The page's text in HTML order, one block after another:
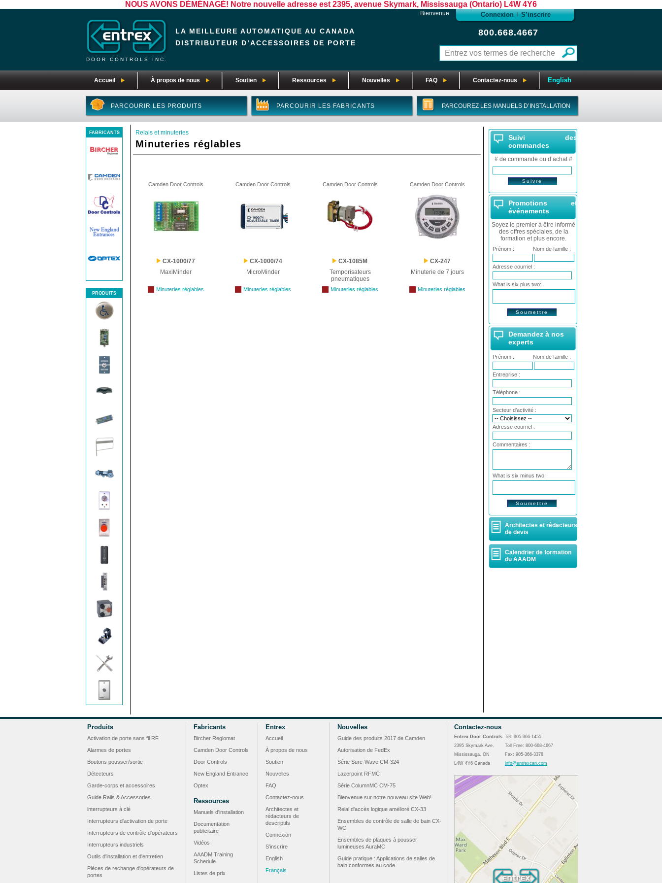
NOUS AVONS DÉMÉNAGÉ! Notre nouvelle adresse est 2395, avenue Skymark, Mississauga (Ontario) L4W 4Y6
LA MEILLEURE AUTOMATIQUE AU CANADA
DISTRIBUTEUR D’ACCESSOIRES DE PORTE
DOOR CONTROLS INC.
Bienvenue Connexion | S’inscrire
800.668.4667
Accueil À propos de nous Soutien Ressources Nouvelles FAQ Contactez-nous English
PARCOURIR LES PRODUITS PARCOURIR LES FABRICANTS PARCOUREZ LES MANUELS D’INSTALLATION
FABRICANTS
PRODUITS
Relais et minuteries
Minuteries réglables
Camden Door Controls Camden Door Controls Camden Door Controls Camden Door Controls
CX-1000/77 CX-1000/74 CX-1085M
CX-247
MaxiMinder
MicroMinder
Temporisateurs
pneumatiques
Minuterie de 7 jours
Minuteries réglables Minuteries réglables Minuteries réglables Minuteries réglables
Suivi des
commandes
# de commande ou d’achat #
Promotions et
événements
Soyez le premier à être informé
des offres spéciales, de la
formation et plus encore.
Prénom : Nom de famille :
Adresse courriel :
What is six plus two:
Demandez à nos
experts
Prénom : Nom de famille :
Entreprise :
Téléphone :
Secteur d’activité :
Adresse courriel :
Commentaires :
What is six minus two:
Architectes et rédacteurs
de devis
Calendrier de formation
du AAADM
Produits
Activation de porte sans fil RF
Alarmes de portes
Boutons pousser/sortie
Détecteurs
Garde-corps et accessoires
Guide Rails & Accessories
interrupteurs à clé
Interrupteurs d'activation de porte
Interrupteurs de contrôle d'opérateurs
Interrupteurs industriels
Outils d'installation et d'entretien
Pièces de rechange d'opérateurs de
portes
Fabricants
Bircher Reglomat
Camden Door Controls
Door Controls
New England Entrance
Optex
Ressources
Manuels d'installation
Documentation
publicitaire
Vidéos
AAADM Training
Schedule
Listes de prix
Entrex
Accueil
À propos de nous
Soutien
Nouvelles
FAQ
Contactez-nous
Architectes et
rédacteurs de
descriptifs
Connexion
S’inscrire
English
Français
Nouvelles
Guide des produits 2017 de Camden
Autorisation de FedEx
Série Sure-Wave CM-324
Lazerpoint RFMC
Série ColumnMC CM-75
Bienvenue sur notre nouveau site Web!
Relai d'accès logique amélioré CX-33
Ensembles de contrôle de salle de bain CX-
WC
Ensembles de plaques à pousser
lumineuses AuraMC
Guide pratique : Applications de salles de
bain conformes au code
Contactez-nous
Entrex Door Controls Tel: 905-366-1455
2395 Skymark Ave.
Toll Free: 800-668-4667
Mississauga, ON
Fax: 905-366-3378
L4W 4Y6 Canada
info@entrexcan.com